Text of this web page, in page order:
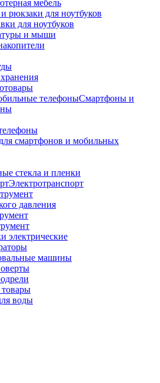
мебель
рюкзаки для ноутбуков
для ноутбуков
и мыши
Смартфоны и
смартфонов и мобильных
стекла и пленки
Электротранспорт
давления
электрические
машины
товары
воды